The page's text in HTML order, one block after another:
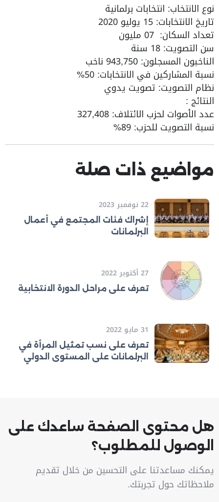
نوع الانتخاب: انتخابات برلمانية
تاريخ الانتخابات: 15 يوليو 2020
تعداد السكان: 07 مليون
سن التصويت: 18 سنة
الناخبون المسجلون: 943,750 ناخب
نسبة المشاركين في الانتخابات: 50%
نظام التصويت: تصويت يدوي
النتائج :
عدد الأصوات لحزب الائتلاف: 327,408
نسبة التصويت للحزب: 89%
مواضيع ذات صلة
22 نوفمبر 2023
إشراك فئات المجتمع في أعمال
البرلمانات
27 أكتوبر 2022
تعرف على مراحل الدورة الانتخابية
31 مايو 2022
تعرف على نسب تمثيل المرأة في
البرلمانات على المستوى الدولي
هل محتوى الصفحة ساعدك على
الوصول للمطلوب؟
يمكنك مساعدتنا على التحسين من خلال تقديم
ملاحظاتك حول تجربتك.